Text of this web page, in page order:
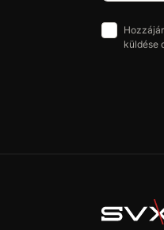
küldése